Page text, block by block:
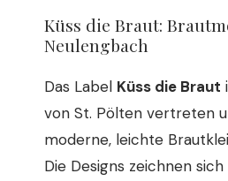
Küss die Braut:
Neulengbach
Das Label Küss die Braut
von St. Pölten vertreten
moderne, leichte
Die Designs zeichnen